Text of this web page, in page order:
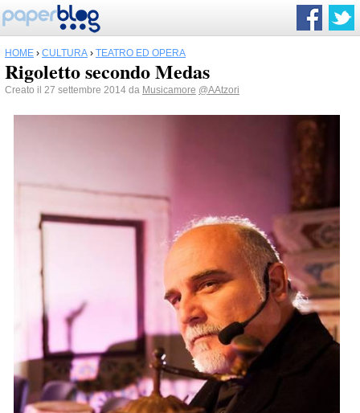
HOME › CULTURA › TEATRO ED OPERA
Rigoletto secondo Medas
Creato il 27 settembre 2014 da Musicamore @AAtzori